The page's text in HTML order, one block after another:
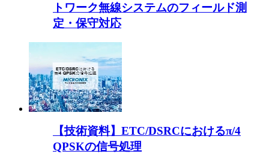
トワーク無線システムのフィールド測
定・保守対応
【技術資料】ETC/DSRCにおけるπ/4
QPSKの信号処理